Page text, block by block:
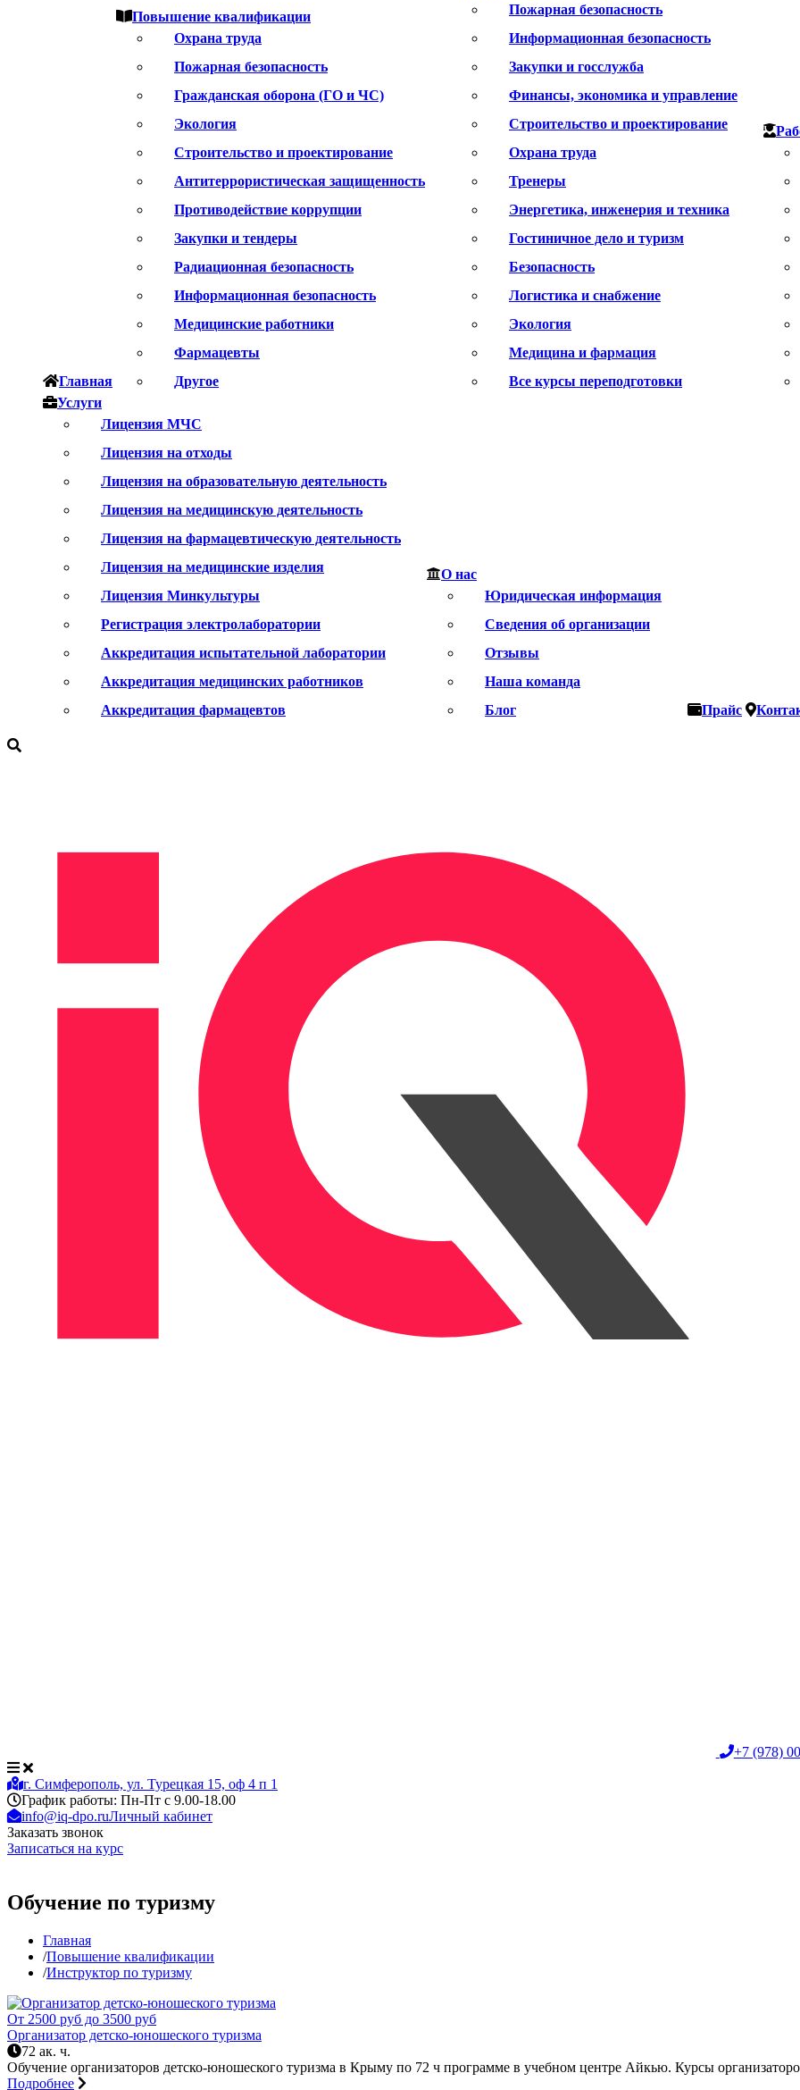
Главная
Повышение квалификации
Охрана труда
Пожарная безопасность
Гражданская оборона (ГО и ЧС)
Экология
Строительство и проектирование
Антитеррористическая защищенность
Противодействие коррупции
Закупки и тендеры
Радиационная безопасность
Информационная безопасность
Медицинские работники
Фармацевты
Другое
Пожарная безопасность
Информационная безопасность
Закупки и госслужба
Финансы, экономика и управление
Строительство и проектирование
Охрана труда
Тренеры
Энергетика, инженерия и техника
Гостиничное дело и туризм
Безопасность
Логистика и снабжение
Экология
Медицина и фармация
Все курсы переподготовки
Услуги
Лицензия МЧС
Лицензия на отходы
Лицензия на образовательную деятельность
Лицензия на медицинскую деятельность
Лицензия на фармацевтическую деятельность
Лицензия на медицинские изделия
Лицензия Минкультуры
Регистрация электролаборатории
Аккредитация испытательной лаборатории
Аккредитация медицинских работников
Аккредитация фармацевтов
О нас
Юридическая информация
Сведения об организации
Отзывы
Наша команда
Блог
Прайс
+7 (978)
г. Симферополь, ул. Турецкая 15, оф 4 п 1
График работы: Пн-Пт с 9.00-18.00
info@iq-dpo.ruЛичный кабинет
Заказать звонок
Записаться на курс
Обучение по туризму
Главная
/Повышение квалификации
/Инструктор по туризму
От 2500 руб до 3500 руб
Организатор детско-юношеского туризма
72 ак. ч.
Обучение организаторов детско-юношеского туризма в Крыму по 72 ч программе в учебном центре Айкью. Курсы
Подробнее